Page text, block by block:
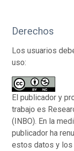
Derechos
Los usuarios
uso:
El publicador y
trabajo es
(INBO). En la
publicador ha
estos datos y los